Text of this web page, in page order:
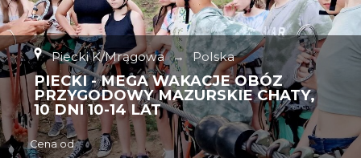
Piecki K/Mrągowa → Polska
PIECKI - MEGA WAKACJE OBÓZ
PRZYGODOWY MAZURSKIE CHATY,
10 DNI 10-14 LAT
Cena od